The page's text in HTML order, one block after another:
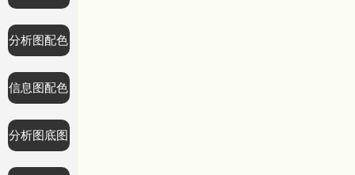
分析图配色
信息图配色
分析图底图